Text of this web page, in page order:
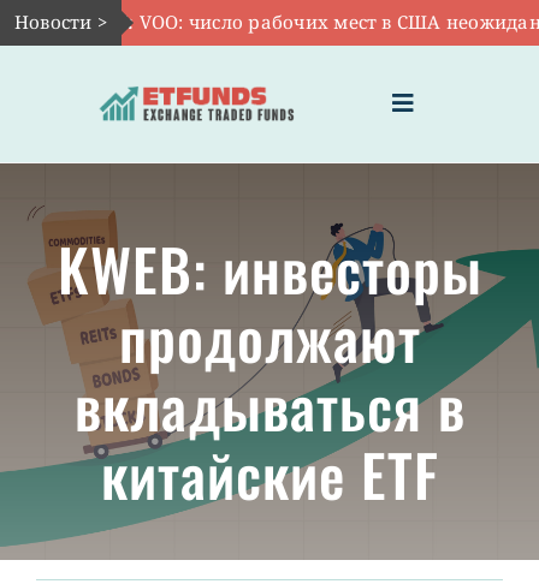
Skip
to
Новости >
Авг 7: VOO: число рабочих мест в США неожиданно
Toggle
Navigation
ГЛАВНАЯ
ЧТО ТАКОЕ ETF
ИНВЕСТИЦИИ В ETF
ТЕМАТИЧЕСКИЕ ETF
АКТУАЛЬНЫЕ
KWEB: инвесторы
продолжают
вкладываться в
китайские ETF